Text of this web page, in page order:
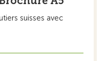
suisses avec